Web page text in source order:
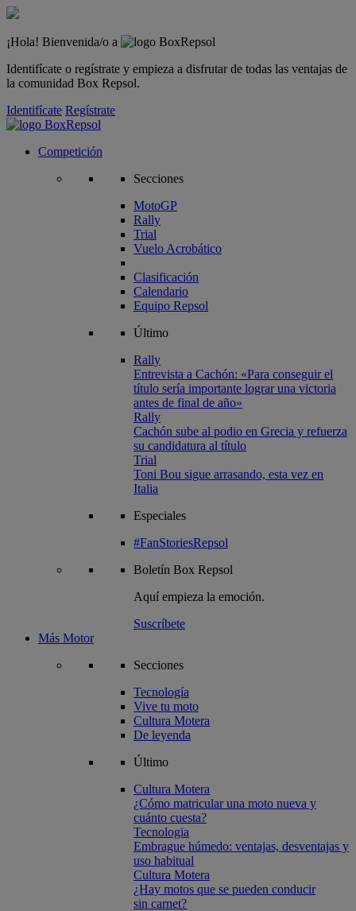
¡Hola! Bienvenida/o a
Identifícate o regístrate y empieza a disfrutar de todas las ventajas de
la comunidad Box Repsol.
Identifícate Regístrate
Competición
Secciones
MotoGP
Rally
Trial
Vuelo Acrobático
Clasificación
Calendario
Equipo Repsol
Último
Rally
Entrevista a Cachón: «Para conseguir el
título sería importante lograr una victoria
antes de final de año»
Rally
Cachón sube al podio en Grecia y refuerza
su candidatura al título
Trial
Toni Bou sigue arrasando, esta vez en
Italia
Especiales
#FanStoriesRepsol
Boletín Box Repsol
Aquí empieza la emoción.
Suscríbete
Más Motor
Secciones
Tecnología
Vive tu moto
Cultura Motera
De leyenda
Último
Cultura Motera
¿Cómo matricular una moto nueva y
cuánto cuesta?
Tecnologia
Embrague húmedo: ventajas, desventajas y
uso habitual
Cultura Motera
¿Hay motos que se pueden conducir
sin carnet?